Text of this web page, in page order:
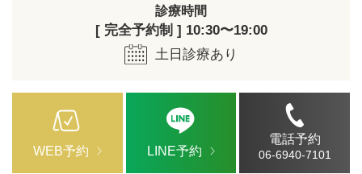
診療時間
[ 完全予約制 ] 10:30〜19:00
土日診療あり
WEB予約 LINE予約
電話予約
06-6940-7101